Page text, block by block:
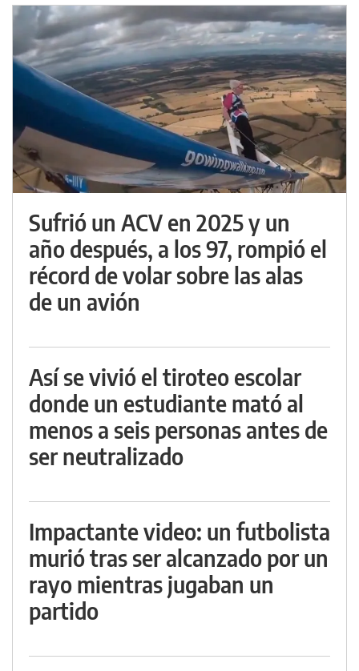
Sufrió un ACV en 2025 y un
año después, a los 97, rompió el
récord de volar sobre las alas
de un avión
Así se vivió el tiroteo escolar
donde un estudiante mató al
menos a seis personas antes de
ser neutralizado
Impactante video: un futbolista
murió tras ser alcanzado por un
rayo mientras jugaban un
partido